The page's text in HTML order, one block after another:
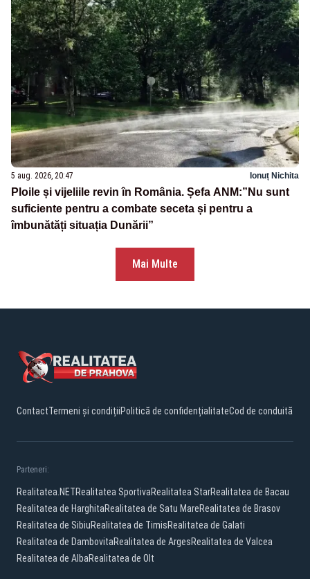
5 aug. 2026, 20:47 Ionuț Nichita
Ploile și vijeliile revin în România. Șefa ANM:”Nu sunt
suficiente pentru a combate seceta și pentru a
îmbunătăți situația Dunării”
Mai Multe
ContactTermeni și condițiiPolitică de confidențialitateCod de conduită
Parteneri:
Realitatea.NETRealitatea SportivaRealitatea StarRealitatea de Bacau
Realitatea de HarghitaRealitatea de Satu MareRealitatea de Brasov
Realitatea de SibiuRealitatea de TimisRealitatea de Galati
Realitatea de DambovitaRealitatea de ArgesRealitatea de Valcea
Realitatea de AlbaRealitatea de Olt